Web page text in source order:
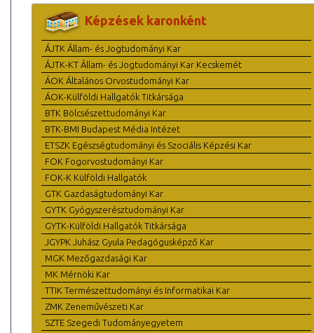
Képzések karonként
ÁJTK Állam- és Jogtudományi Kar
ÁJTK-KT Állam- és Jogtudományi Kar Kecskemét
ÁOK Általános Orvostudományi Kar
ÁOK-Külföldi Hallgatók Titkársága
BTK Bölcsészettudományi Kar
BTK-BMI Budapest Média Intézet
ETSZK Egészségtudományi és Szociális Képzési Kar
FOK Fogorvostudományi Kar
FOK-K Külföldi Hallgatók
GTK Gazdaságtudományi Kar
GYTK Gyógyszerésztudományi Kar
GYTK-Külföldi Hallgatók Titkársága
JGYPK Juhász Gyula Pedagógusképző Kar
MGK Mezőgazdasági Kar
MK Mérnöki Kar
TTIK Természettudományi és Informatikai Kar
ZMK Zeneművészeti Kar
SZTE Szegedi Tudományegyetem